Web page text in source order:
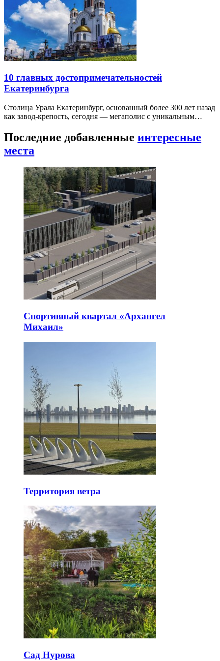
10 главных достопримечательностей
Екатеринбурга
Столица Урала Екатеринбург, основанный более 300 лет назад
как завод-крепость, сегодня — мегаполис с уникальным…
Последние добавленные интересные
места
Спортивный квартал «Архангел
Михаил»
Территория ветра
Сад Нурова